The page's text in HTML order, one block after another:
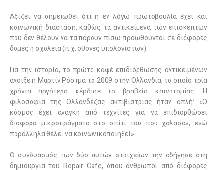
Αξίζει να σημειωθεί ότι η εν λόγω πρωτοβουλία έχει και
κοινωνική διάσταση, καθώς τα αντικείμενα των επισκεπτών
που δεν θέλουν να τα πάρουν πίσω προωθούνται σε διάφορες
δομές ή σχολεία (π.χ. οθόνες υπολογιστών).
Για την ιστορία, το πρώτο καφέ επιδιόρθωσης αντικειμένων
άνοιξε η Μαρτίν Ρόστμα το 2009 στην Ολλανδία, το οποίο τρία
χρόνια αργότερα κέρδισε το βραβείο καινοτομίας. Η
φιλοσοφία της Ολλανδέζας ακτιβίστριας ήταν απλή: «Ο
κόσμος έχει ανάγκη από τεχνίτες για να επιδιορθώσει
διάφορα μικροπράγματα στο σπίτι του που χάλασαν, ενώ
παράλληλα θέλει να κοινωνικοποιηθεί».
Ο συνδυασμός των δύο αυτών στοιχείων την οδήγησε στη
δημιουργία του Repair Cafe, όπου άνθρωποι από διάφορες